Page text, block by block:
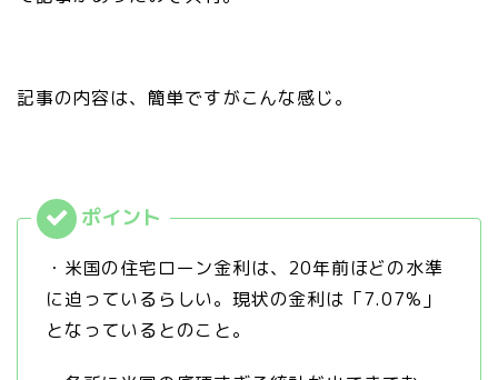
記事の内容は、簡単ですがこんな感じ。
・米国の住宅ローン金利は、20年前ほどの水準
に迫っているらしい。現状の金利は「7.07%」
となっているとのこと。